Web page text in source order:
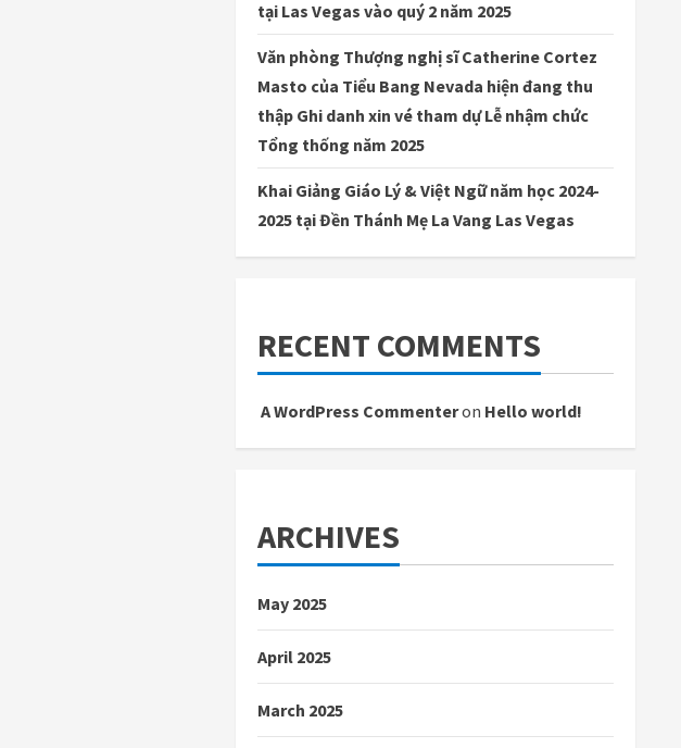
tại Las Vegas vào quý 2 năm 2025
Văn phòng Thượng nghị sĩ Catherine Cortez
Masto của Tiểu Bang Nevada hiện đang thu
thập Ghi danh xin vé tham dự Lễ nhậm chức
Tổng thống năm 2025
Khai Giảng Giáo Lý & Việt Ngữ năm học 2024-
2025 tại Đền Thánh Mẹ La Vang Las Vegas
RECENT COMMENTS
A WordPress Commenteron Hello world!
ARCHIVES
May 2025
April 2025
March 2025